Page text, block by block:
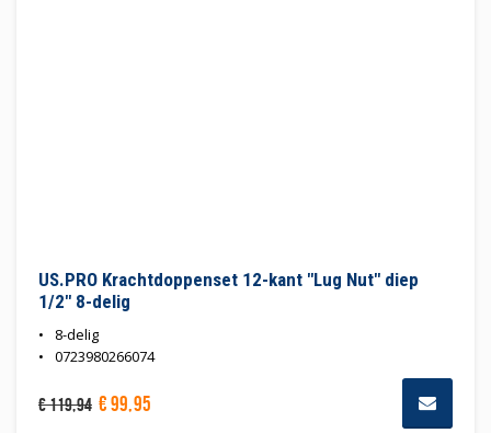
US.PRO Krachtdoppenset 12-kant "Lug Nut" diep
1/2" 8-delig
8-delig
0723980266074
€119,94 €99,95